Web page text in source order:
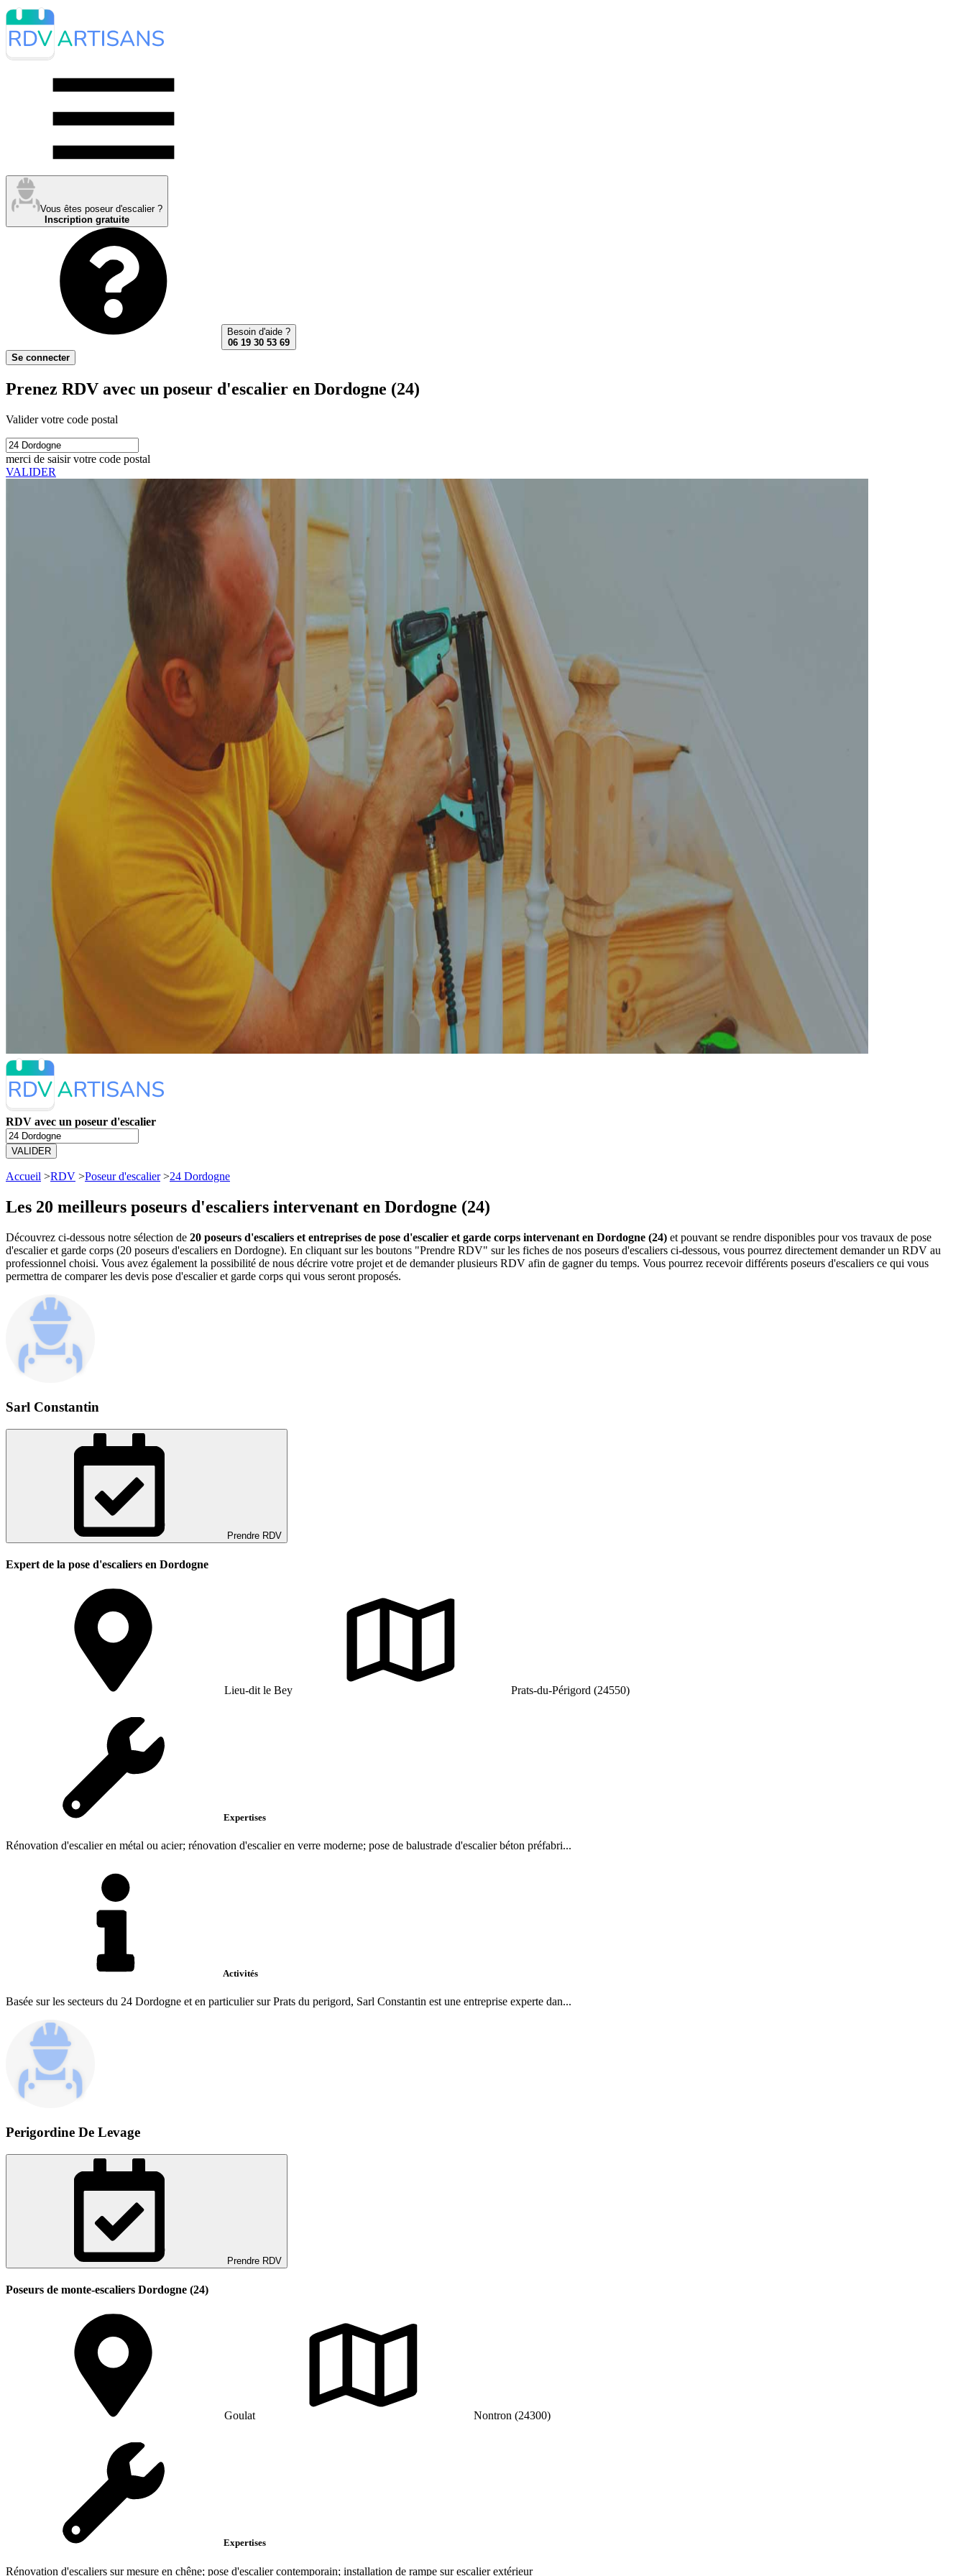
Vous êtes poseur d'escalier ?
Inscription gratuite
Besoin d'aide ?
06 19 30 53 69
Se connecter
Prenez RDV avec un poseur d'escalier en Dordogne (24)
Valider votre code postal
merci de saisir votre code postal
VALIDER
RDV avec un poseur d'escalier
VALIDER
Accueil >RDV >Poseur d'escalier>24 Dordogne
Les 20 meilleurs poseurs d'escaliers intervenant en Dordogne (24)
Découvrez ci-dessous notre sélection de 20 poseurs d'escaliers et entreprises de pose d'escalier et garde corps intervenant en Dordogne (24) et pouvant se rendre disponibles pour vos travaux de pose
d'escalier et garde corps (20 poseurs d'escaliers en Dordogne). En cliquant sur les boutons "Prendre RDV" sur les fiches de nos poseurs d'escaliers ci-dessous, vous pourrez directement demander un RDV au
professionnel choisi. Vous avez également la possibilité de nous décrire votre projet et de demander plusieurs RDV afin de gagner du temps. Vous pourrez recevoir différents poseurs d'escaliers ce qui vous
permettra de comparer les devis pose d'escalier et garde corps qui vous seront proposés.
Sarl Constantin
Prendre RDV
Expert de la pose d'escaliers en Dordogne
Lieu-dit le Bey Prats-du-Périgord (24550)
Expertises
Rénovation d'escalier en métal ou acier; rénovation d'escalier en verre moderne; pose de balustrade d'escalier béton préfabri...
Activités
Basée sur les secteurs du 24 Dordogne et en particulier sur Prats du perigord, Sarl Constantin est une entreprise experte dan...
Perigordine De Levage
Prendre RDV
Poseurs de monte-escaliers Dordogne (24)
Goulat Nontron (24300)
Expertises
Rénovation d'escaliers sur mesure en chêne; pose d'escalier contemporain; installation de rampe sur escalier extérieur